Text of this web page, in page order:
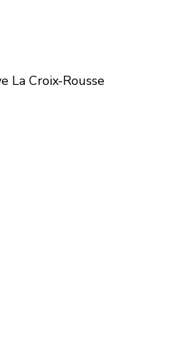
La Croix-Rousse